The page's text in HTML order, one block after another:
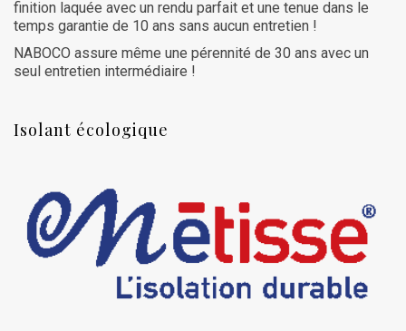
finition laquée avec un rendu parfait et une tenue dans le
temps garantie de 10 ans sans aucun entretien !
NABOCO assure même une pérennité de 30 ans avec un
seul entretien intermédiaire !
Isolant écologique